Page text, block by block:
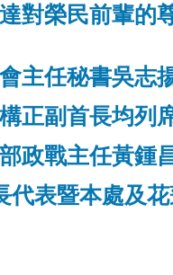
對榮民前輩的
主任秘書吳志
正副首長均列
政戰主任黃鍾
代表暨本處及